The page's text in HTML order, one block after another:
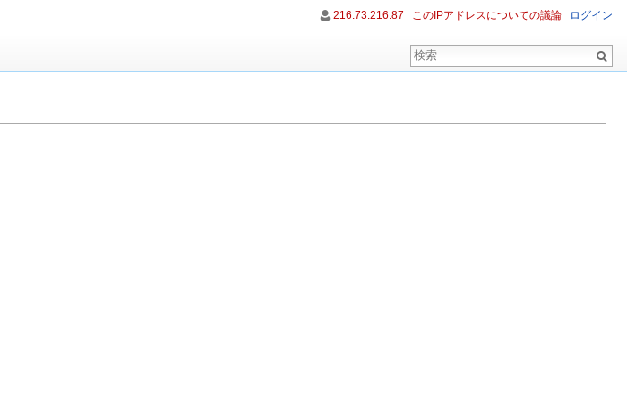
216.73.216.87 このIPアドレスについての議論 ログイン